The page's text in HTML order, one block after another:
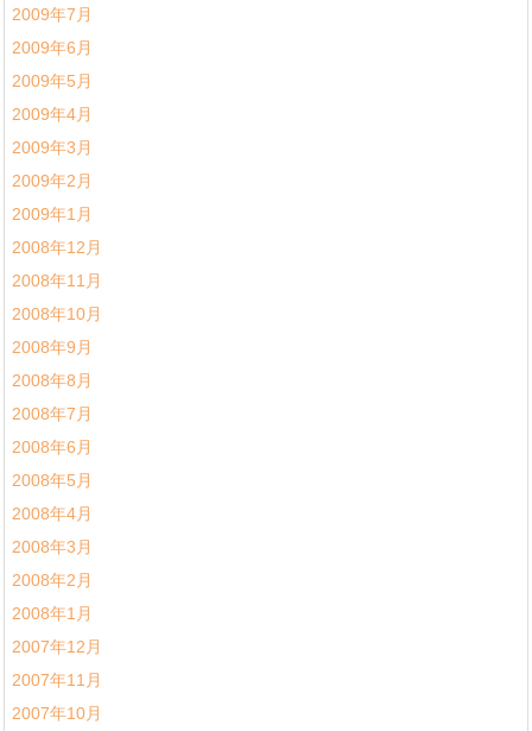
2009年7月
2009年6月
2009年5月
2009年4月
2009年3月
2009年2月
2009年1月
2008年12月
2008年11月
2008年10月
2008年9月
2008年8月
2008年7月
2008年6月
2008年5月
2008年4月
2008年3月
2008年2月
2008年1月
2007年12月
2007年11月
2007年10月